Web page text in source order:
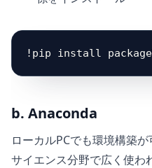
b. Anaconda
ローカルPCでも環境構築
サイエンス分野で広く使わ